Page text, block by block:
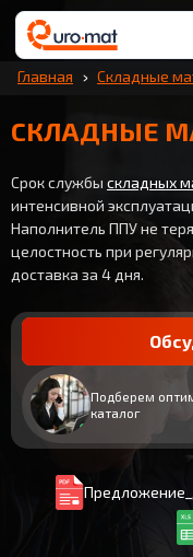
Главная Складные
СКЛАДНЫЕ
Срок службы складных
интенсивной
Наполнитель ППУ не
целостность при
доставка за 4 дня.
Подберем
каталог